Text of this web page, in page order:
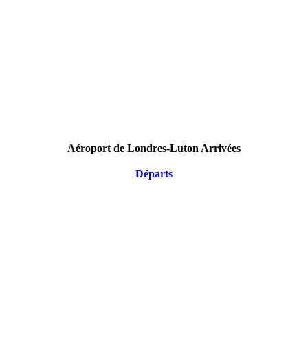
Aéroport de Londres-Luton Arrivées
Départs